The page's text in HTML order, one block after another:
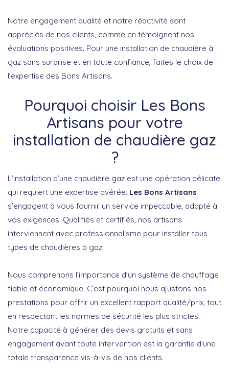
Notre engagement qualité et notre réactivité sont
appréciés de nos clients, comme en témoignent nos
évaluations positives. Pour une installation de chaudière à
gaz sans surprise et en toute confiance, faites le choix de
l’expertise des Bons Artisans.
Pourquoi choisir Les Bons
Artisans pour votre
installation de chaudière gaz
?
L’installation d’une chaudière gaz est une opération délicate
qui requiert une expertise avérée. Les Bons Artisans
s’engagent à vous fournir un service impeccable, adapté à
vos exigences. Qualifiés et certifiés, nos artisans
interviennent avec professionnalisme pour installer tous
types de chaudières à gaz.
Nous comprenons l’importance d’un système de chauffage
fiable et économique. C’est pourquoi nous ajustons nos
prestations pour offrir un excellent rapport qualité/prix, tout
en respectant les normes de sécurité les plus strictes.
Notre capacité à générer des devis gratuits et sans
engagement avant toute intervention est la garantie d’une
totale transparence vis-à-vis de nos clients.